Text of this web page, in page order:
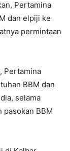
Pertamina
dan elpiji ke
permintaan
Pertamina
BBM dan
selama
pasokan BBM